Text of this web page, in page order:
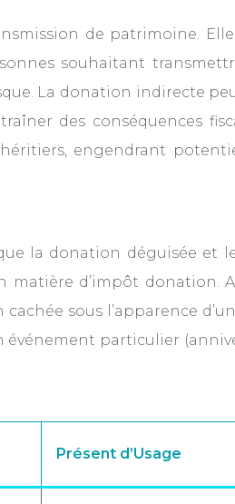
de patrimoine.
souhaitant
La donation indirecte
des conséquences
engendrant
la donation déguisée et le
matière d’impôt donation.
sous l’apparence
événement particulier
Présent d’Usage